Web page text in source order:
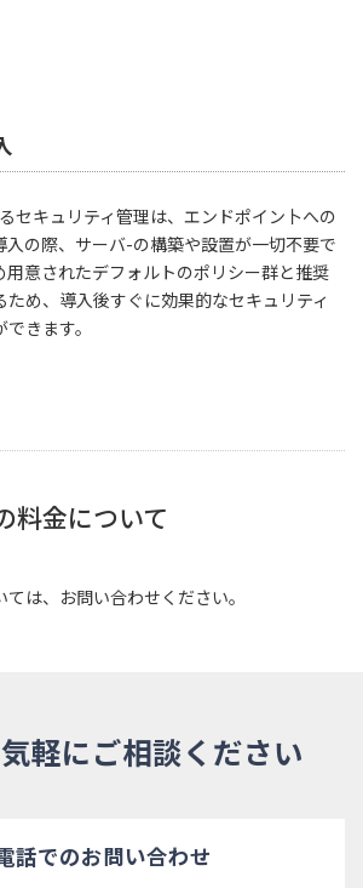
セキュリティ管理は、エンドポイン卜への
入の際、サーバ-の構築や設置が一切不要で
用意されたデフォルトのポリシー群と推奨
め、導入後すぐに効果的なセキュリティ
きます。
料金について
は、お問い合わせください。
軽にご相談ください
話でのお問い合わせ